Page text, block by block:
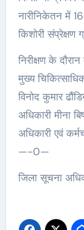
नारीनिकेतन में
किशोरी संप्रेक्षण
निरीक्षण के
मुख्य
विनोद कुमार
अधिकारी मीना
अधिकारी एवं
—-0—
जिला सूचना